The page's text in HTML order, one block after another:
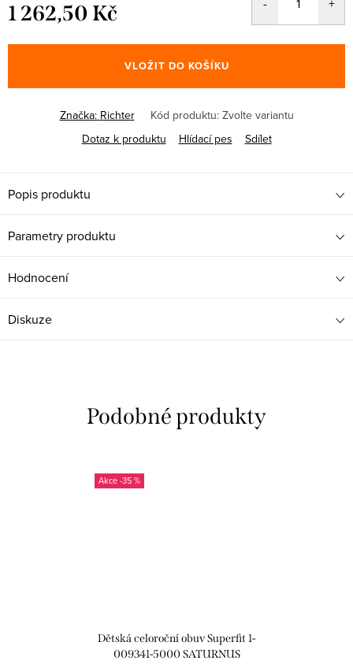
1 262,50 Kč
cena:
VLOŽIT DO KOŠÍKU
Značka: Richter Kód produktu: Zvolte variantu
Dotaz k produktu
Hlídací pes Sdílet
Popis produktu
Parametry produktu
Hodnocení
Diskuze
-35 %
Dětská celoroční obuv Superfit 1-
009341-5000 SATURNUS